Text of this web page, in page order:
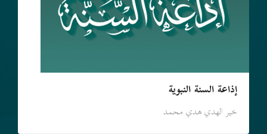
إذاعة السنة النبوية
خير الهدي هدي محمد